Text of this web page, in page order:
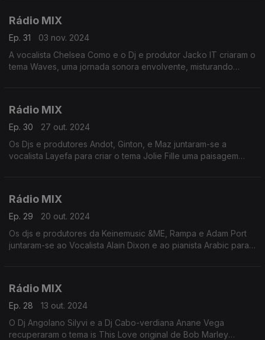
Rádio MIX
Ep. 31
03 nov. 2024
A vocalista Chelsea Como e o Dj e produtor Jacko IT criaram o
tema Waves, uma jornada sonora envolvente, misturando
Rádio MIX
Ep. 30
27 out. 2024
Os Djs e produtores Andot, Ginton, e Maz juntaram-se a
vocalista Layefa para criar o tema Jolie Fille uma paisagem
Rádio MIX
Ep. 29
20 out. 2024
Os djs e produtores da Keinemusic &ME, Rampa e Adam Port
juntaram-se ao Vocalista Alain Dixon e ao pianista Arabic para
Rádio MIX
Ep. 28
13 out. 2024
O Dj Angolano Silyvi e a Dj Cabo-verdiana Anane Vega
recuperaram o tema is This Love original de Bob Marley